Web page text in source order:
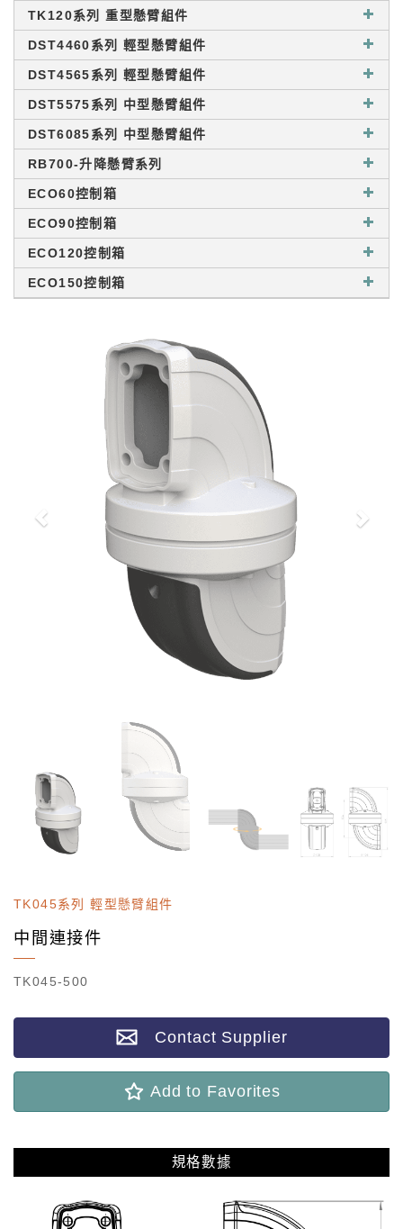
TK120系列 重型懸臂組件
DST4460系列 輕型懸臂組件
DST4565系列 輕型懸臂組件
DST5575系列 中型懸臂組件
DST6085系列 中型懸臂組件
RB700-升降懸臂系列
ECO60控制箱
ECO90控制箱
ECO120控制箱
ECO150控制箱
TK045系列 輕型懸臂組件
中間連接件
TK045-500
Contact Supplier
Add to Favorites
規格數據